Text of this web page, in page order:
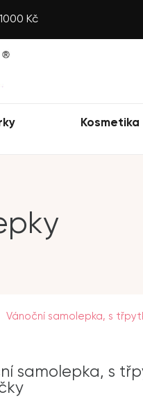
Kč
Kosmetika
Vánoční samolepka, s
samolepka, s